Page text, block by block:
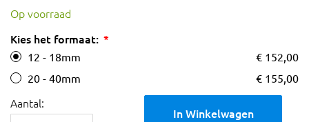
Op voorraad
Kies het formaat:
12 - 18mm
€ 152,00
20 - 40mm
€ 155,00
Aantal:
In Winkelwagen